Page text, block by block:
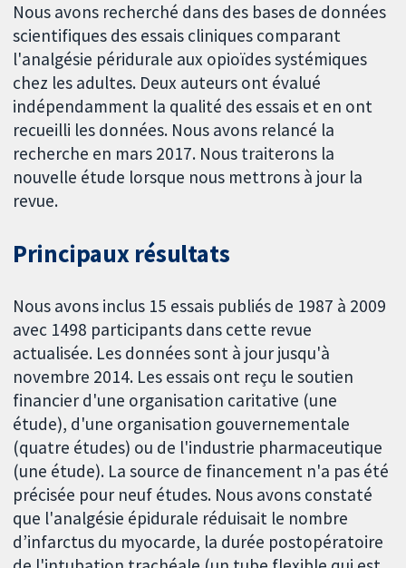
Nous avons recherché dans des bases de données
scientifiques des essais cliniques comparant
l'analgésie péridurale aux opioïdes systémiques
chez les adultes. Deux auteurs ont évalué
indépendamment la qualité des essais et en ont
recueilli les données. Nous avons relancé la
recherche en mars 2017. Nous traiterons la
nouvelle étude lorsque nous mettrons à jour la
revue.
Principaux résultats
Nous avons inclus 15 essais publiés de 1987 à 2009
avec 1498 participants dans cette revue
actualisée. Les données sont à jour jusqu'à
novembre 2014. Les essais ont reçu le soutien
financier d'une organisation caritative (une
étude), d'une organisation gouvernementale
(quatre études) ou de l'industrie pharmaceutique
(une étude). La source de financement n'a pas été
précisée pour neuf études. Nous avons constaté
que l'analgésie épidurale réduisait le nombre
d’infarctus du myocarde, la durée postopératoire